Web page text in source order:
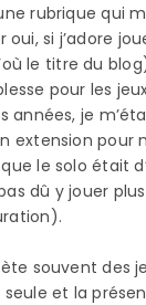
une rubrique qui
si j’adore
le titre du
pour les
années, je
extension pour
le solo était
dû y jouer
souvent des
seule et la